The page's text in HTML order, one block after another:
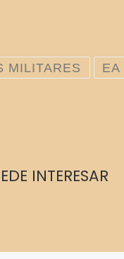
MILITARES EA
INTERESAR